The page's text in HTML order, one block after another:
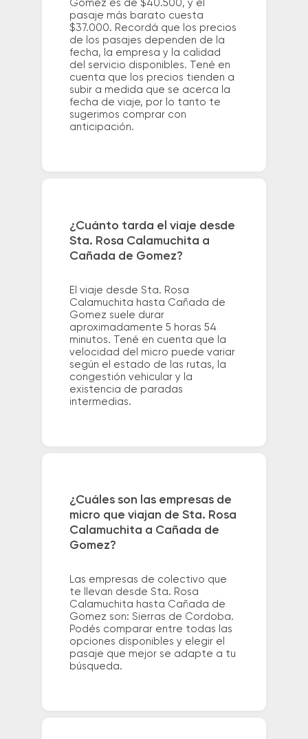
Gomez es de $40.500, y el
pasaje más barato cuesta
$37.000. Recordá que los precios
de los pasajes dependen de la
fecha, la empresa y la calidad
del servicio disponibles. Tené en
cuenta que los precios tienden a
subir a medida que se acerca la
fecha de viaje, por lo tanto te
sugerimos comprar con
anticipación.
¿Cuánto tarda el viaje desde
Sta. Rosa Calamuchita a
Cañada de Gomez?
El viaje desde Sta. Rosa
Calamuchita hasta Cañada de
Gomez suele durar
aproximadamente 5 horas 54
minutos. Tené en cuenta que la
velocidad del micro puede variar
según el estado de las rutas, la
congestión vehicular y la
existencia de paradas
intermedias.
¿Cuáles son las empresas de
micro que viajan de Sta. Rosa
Calamuchita a Cañada de
Gomez?
Las empresas de colectivo que
te llevan desde Sta. Rosa
Calamuchita hasta Cañada de
Gomez son: Sierras de Cordoba.
Podés comparar entre todas las
opciones disponibles y elegir el
pasaje que mejor se adapte a tu
búsqueda.